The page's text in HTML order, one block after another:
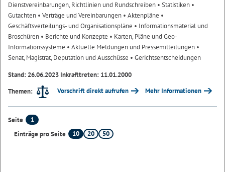
Dienstvereinbarungen, Richtlinien und Rundschreiben • Statistiken •
Gutachten • Verträge und Vereinbarungen • Aktenpläne •
Geschäftsverteilungs- und Organisationspläne • Informationsmaterial und
Broschüren • Berichte und Konzepte • Karten, Pläne und Geo-
Informationssysteme • Aktuelle Meldungen und Pressemitteilungen •
Senat, Magistrat, Deputation und Ausschüsse • Gerichtsentscheidungen
Stand: 26.06.2023 Inkrafttreten: 11.01.2000
Themen:
Vorschrift direkt aufrufen Mehr Informationen
Seite
1
Einträge pro Seite
10 20 50